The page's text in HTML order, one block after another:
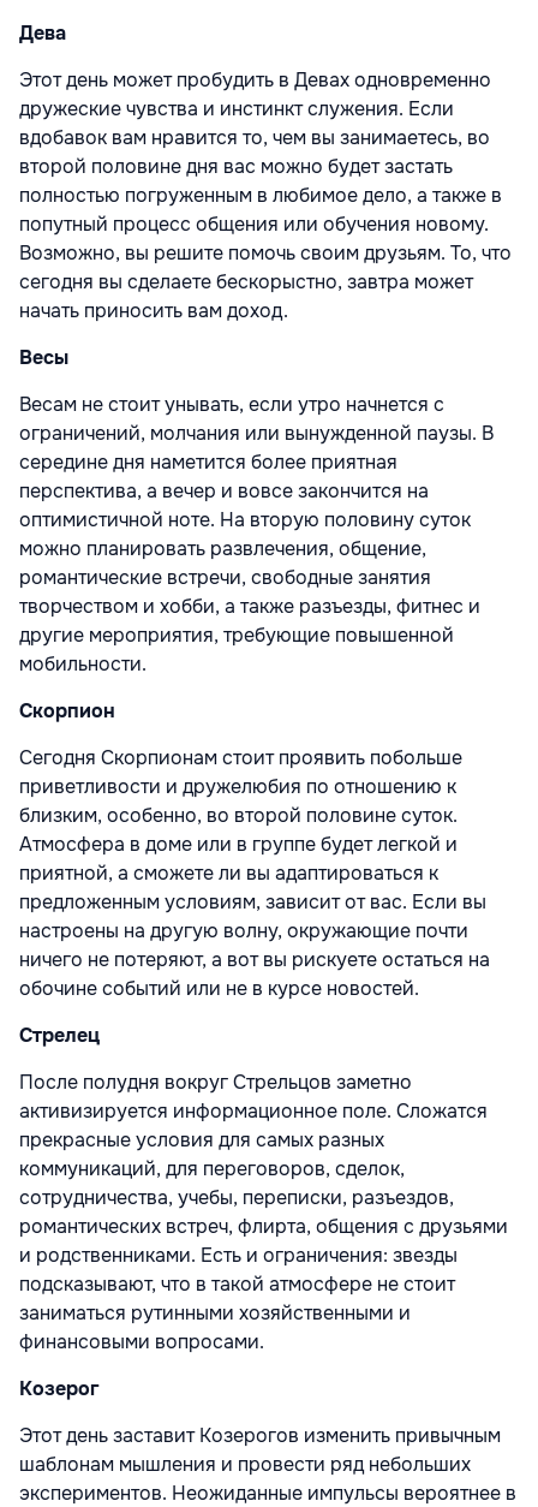
Дева
Этот день может пробудить в Девах одновременно
дружеские чувства и инстинкт служения. Если
вдобавок вам нравится то, чем вы занимаетесь, во
второй половине дня вас можно будет застать
полностью погруженным в любимое дело, а также в
попутный процесс общения или обучения новому.
Возможно, вы решите помочь своим друзьям. То, что
сегодня вы сделаете бескорыстно, завтра может
начать приносить вам доход.
Весы
Весам не стоит унывать, если утро начнется с
ограничений, молчания или вынужденной паузы. В
середине дня наметится более приятная
перспектива, а вечер и вовсе закончится на
оптимистичной ноте. На вторую половину суток
можно планировать развлечения, общение,
романтические встречи, свободные занятия
творчеством и хобби, а также разъезды, фитнес и
другие мероприятия, требующие повышенной
мобильности.
Скорпион
Сегодня Скорпионам стоит проявить побольше
приветливости и дружелюбия по отношению к
близким, особенно, во второй половине суток.
Атмосфера в доме или в группе будет легкой и
приятной, а сможете ли вы адаптироваться к
предложенным условиям, зависит от вас. Если вы
настроены на другую волну, окружающие почти
ничего не потеряют, а вот вы рискуете остаться на
обочине событий или не в курсе новостей.
Стрелец
После полудня вокруг Стрельцов заметно
активизируется информационное поле. Сложатся
прекрасные условия для самых разных
коммуникаций, для переговоров, сделок,
сотрудничества, учебы, переписки, разъездов,
романтических встреч, флирта, общения с друзьями
и родственниками. Есть и ограничения: звезды
подсказывают, что в такой атмосфере не стоит
заниматься рутинными хозяйственными и
финансовыми вопросами.
Козерог
Этот день заставит Козерогов изменить привычным
шаблонам мышления и провести ряд небольших
экспериментов. Неожиданные импульсы вероятнее в